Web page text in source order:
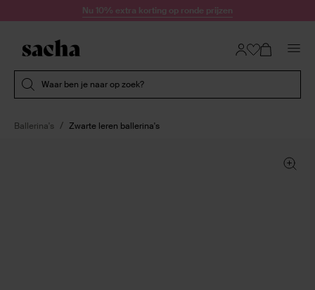
Doorgaan naar artikelNu 10% extra korting op ronde prijzen
Waar ben je naar op zoek?
Ballerina's Zwarte leren ballerina's